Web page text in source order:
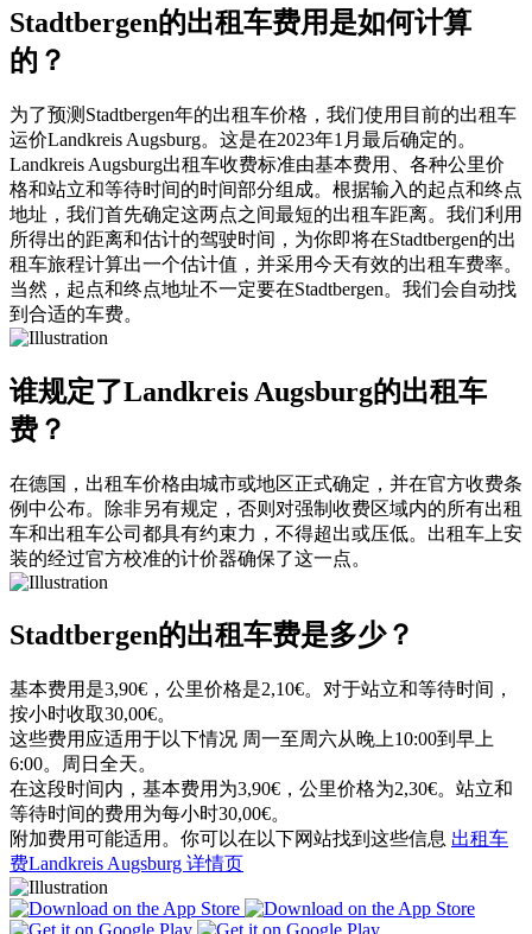
Stadtbergen的出租车费用是如何计算
的？
为了预测Stadtbergen年的出租车价格，我们使用目前的出租车
运价Landkreis Augsburg。这是在2023年1月最后确定的。
Landkreis Augsburg出租车收费标准由基本费用、各种公里价
格和站立和等待时间的时间部分组成。根据输入的起点和终点
地址，我们首先确定这两点之间最短的出租车距离。我们利用
所得出的距离和估计的驾驶时间，为你即将在Stadtbergen的出
租车旅程计算出一个估计值，并采用今天有效的出租车费率。
当然，起点和终点地址不一定要在Stadtbergen。我们会自动找
到合适的车费。
谁规定了Landkreis Augsburg的出租车
费？
在德国，出租车价格由城市或地区正式确定，并在官方收费条
例中公布。除非另有规定，否则对强制收费区域内的所有出租
车和出租车公司都具有约束力，不得超出或压低。出租车上安
装的经过官方校准的计价器确保了这一点。
Stadtbergen的出租车费是多少？
基本费用是3,90€，公里价格是2,10€。对于站立和等待时间，
按小时收取30,00€。
这些费用应适用于以下情况 周一至周六从晚上10:00到早上
6:00。周日全天。
在这段时间内，基本费用为3,90€，公里价格为2,30€。站立和
等待时间的费用为每小时30,00€。
附加费用可能适用。你可以在以下网站找到这些信息 出租车
费Landkreis Augsburg 详情页